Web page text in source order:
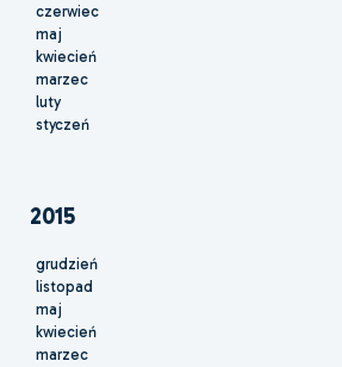
czerwiec
maj
kwiecień
marzec
luty
styczeń
2015
grudzień
listopad
maj
kwiecień
marzec